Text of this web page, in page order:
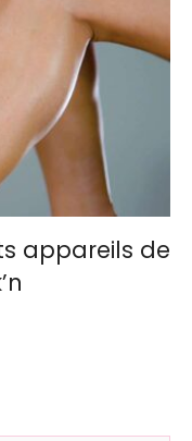
appareils de